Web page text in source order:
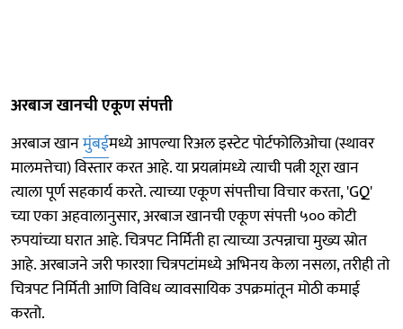
अरबाज खानची एकूण संपत्ती
अरबाज खानमुंबईमध्ये आपल्या रिअल इस्टेट पोर्टफोलिओचा (स्थावर
मालमत्तेचा) विस्तार करत आहे. या प्रयत्नांमध्ये त्याची पत्नी शूरा खान
त्याला पूर्ण सहकार्य करते. त्याच्या एकूण संपत्तीचा विचार करता, 'GQ'
च्या एका अहवालानुसार, अरबाज खानची एकूण संपत्ती ५०० कोटी
रुपयांच्या घरात आहे. चित्रपट निर्मिती हा त्याच्या उत्पन्नाचा मुख्य स्रोत
आहे. अरबाजने जरी फारशा चित्रपटांमध्ये अभिनय केला नसला, तरीही तो
चित्रपट निर्मिती आणि विविध व्यावसायिक उपक्रमांतून मोठी कमाई
करतो.